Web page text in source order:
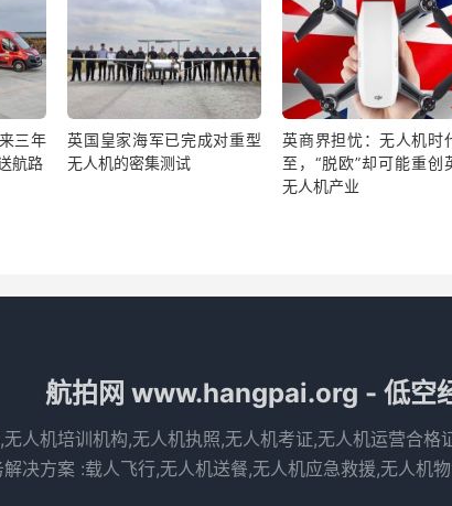
三年
航路
英国皇家海军已完成对重型
无人机的密集测试
英商界担忧：无人机时
至，“脱欧”却可能重创
无人机产业
航拍网 www.hangpai.org - 低空
人机培训机构,无人机执照,无人机考证,无人机运营合
决方案 :载人飞行,无人机送餐,无人机应急救援,无人机